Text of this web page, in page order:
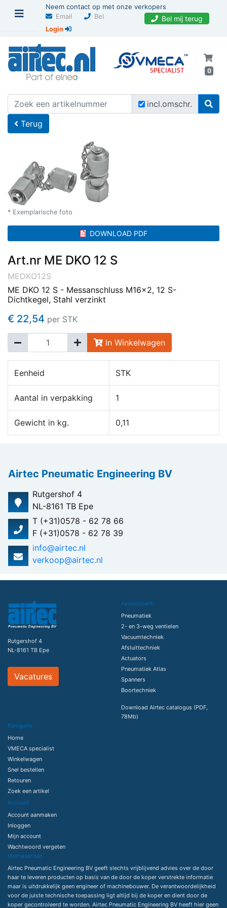
Neem contact op met onze verkopers
Email
Bel Bel mij terug
Login
0
incl.omschr.
U bevindt zich hier Home
Terug
* Exemplarische foto
DOWNLOAD PDF
Art.nr ME DKO 12 S
MEDKO12S
ME DKO 12 S - Messanschluss M16x2, 12 S-
Dichtkegel, Stahl verzinkt
€ 22,54 per STK
In Winkelwagen
Eenheid STK
Aantal in verpakking 1
Gewicht in kg. 0,11
Airtec Pneumatic Engineering BV
Rutgershof 4
NL-8161 TB Epe
T (+31)0578 - 62 78 66
F (+31)0578 - 62 78 39
info@airtec.nl
verkoop@airtec.nl
Rutgershof 4
NL-8161 TB Epe
Vacatures
Assortiment
Pneumatiek
2- en 3-weg ventielen
Vacuumtechniek
Afsluittechniek
Actuators
Pneumatiek Atlas
Spanners
Boortechniek
Download Airtec catalogus (PDF,
78Mb)
Navigatie
Home
VMECA specialist
Winkelwagen
Snel bestellen
Retouren
Zoek een artikel
Account
Account aanmaken
Inloggen
Mijn account
Wachtwoord vergeten
Voorwaarden
Airtec Pneumatic Engineering BV geeft slechts vrijblijvend advies over de door
haar te leveren producten op basis van de door de koper verstrekte informatie
maar is uitdrukkelijk geen engineer of machinebouwer. De verantwoordelijkheid
voor de juiste technische toepassing ligt altijd bij de koper en dient door de
koper gecontroleerd te worden. Airtec Pneumatic Engineering BV heeft hier geen